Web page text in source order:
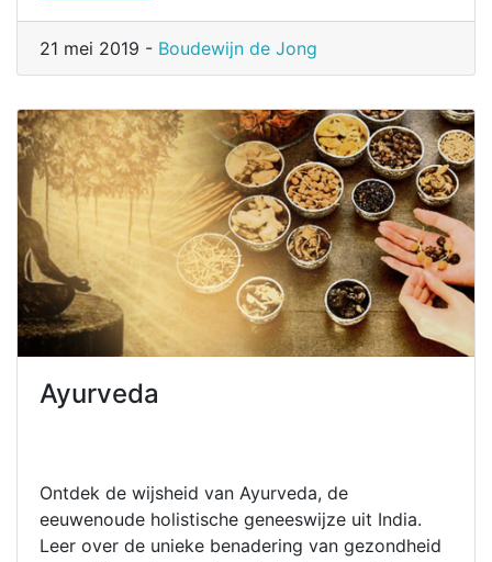
21 mei 2019 - Boudewijn de Jong
Ayurveda
Ontdek de wijsheid van Ayurveda, de
eeuwenoude holistische geneeswijze uit India.
Leer over de unieke benadering van gezondheid